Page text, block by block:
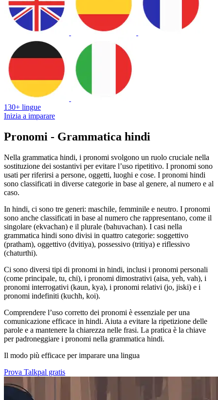
130+ lingue
Inizia a imparare
Pronomi - Grammatica hindi
Nella grammatica hindi, i pronomi svolgono un ruolo cruciale nella
sostituzione dei sostantivi per evitare l’uso ripetitivo. I pronomi sono
usati per riferirsi a persone, oggetti, luoghi e cose. I pronomi hindi
sono classificati in diverse categorie in base al genere, al numero e al
caso.
In hindi, ci sono tre generi: maschile, femminile e neutro. I pronomi
sono anche classificati in base al numero che rappresentano, come il
singolare (ekvachan) e il plurale (bahuvachan). I casi nella
grammatica hindi sono divisi in quattro categorie: soggettivo
(pratham), oggettivo (dvitiya), possessivo (tritiya) e riflessivo
(chaturthi).
Ci sono diversi tipi di pronomi in hindi, inclusi i pronomi personali
(come principale, tu, chi), i pronomi dimostrativi (aisa, yeh, vah), i
pronomi interrogativi (kaun, kya), i pronomi relativi (jo, jiski) e i
pronomi indefiniti (kuchh, koi).
Comprendere l’uso corretto dei pronomi è essenziale per una
comunicazione efficace in hindi. Aiuta a evitare la ripetizione delle
parole e a mantenere la chiarezza nelle frasi. La pratica è la chiave
per padroneggiare i pronomi nella grammatica hindi.
Il modo più efficace per imparare una lingua
Prova Talkpal gratis